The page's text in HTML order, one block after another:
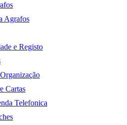
Agrafos
e Registo
Cartas
Telefonica